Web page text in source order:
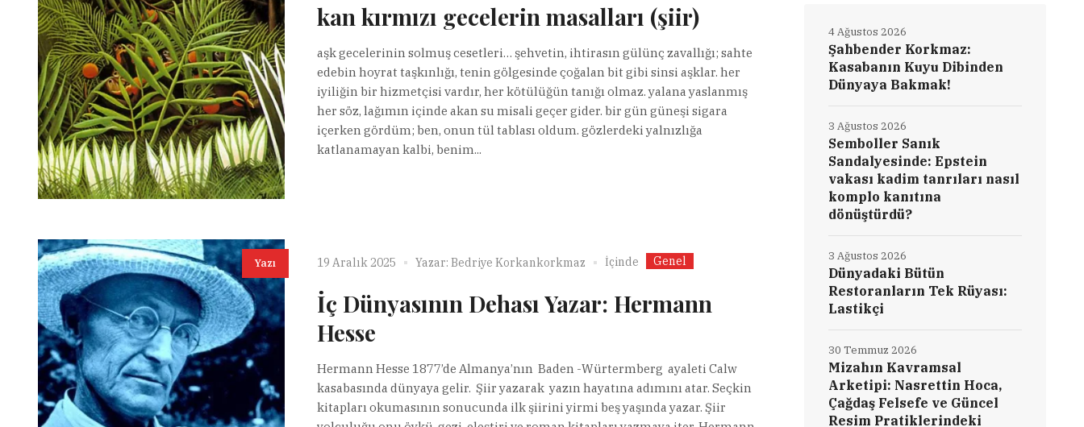
kan kırmızı gecelerin masalları (şiir)
aşk gecelerinin solmuş cesetleri… şehvetin, ihtirasın gülünç zavallığı; sahte
edebin hoyrat taşkınlığı, tenin gölgesinde çoğalan bit gibi sinsi aşklar. her
iyiliğin bir hizmetçisi vardır, her kötülüğün tanığı olmaz. yalana yaslanmış
her söz, lağımın içinde akan su misali geçer gider. bir gün güneşi sigara
içerken gördüm; ben, onun tül tablası oldum. gözlerdeki yalnızlığa
katlanamayan kalbi, benim...
Yazı 19 Aralık 2025 Yazar: Bedriye Korkankorkmaz İçinde Genel
İç Dünyasının Dehası Yazar: Hermann
Hesse
Hermann Hesse 1877’de Almanya’nın Baden -Würtermberg ayaleti Calw
kasabasında dünyaya gelir. Şiir yazarak yazın hayatına adımını atar. Seçkin
kitapları okumasının sonucunda ilk şiirini yirmi beş yaşında yazar. Şiir
Şahbender Korkmaz:
Kasabanın Kuyu Dibinden
Dünyaya Bakmak!
4 Ağustos 2026
Semboller Sanık
Sandalyesinde: Epstein
vakası kadim tanrıları nasıl
komplo kanıtına
dönüştürdü?
3 Ağustos 2026
Dünyadaki Bütün
Restoranların Tek Rüyası:
Lastikçi
3 Ağustos 2026
Mizahın Kavramsal
Arketipi: Nasrettin Hoca,
Çağdaş Felsefe ve Güncel
Resim Pratiklerindeki
30 Temmuz 2026